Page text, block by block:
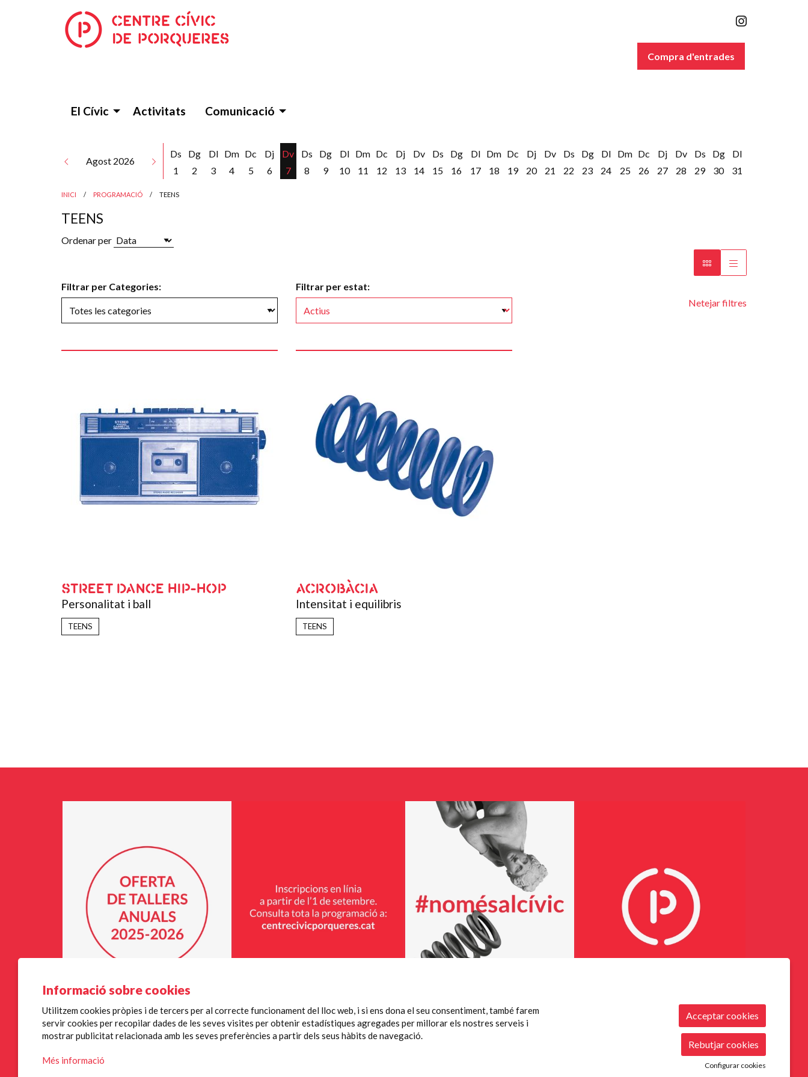
Link a
Compra d'entrades
El Cívic Activitats Comunicació
Agost 2026
Ds
1
Dg
2
Dl
3
Dm
4
Dc
5
Dj
6
Dv
7
Ds
8
Dg
9
Dl
10
Dm
11
Dc
12
Dj
13
Dv
14
Ds
15
Dg
16
Dl
17
Dm
18
Dc
19
Dj
20
Dv
21
Ds
22
Dg
23
Dl
24
Dm
25
Dc
26
Dj
27
Dv
28
Ds
29
Dg
30
Dl
31
INICI PROGRAMACIÓ TEENS
TEENS
Ordenar per
Filtrar per Categories:
Filtrar per estat:
Netejar filtres
STREET DANCE HIP-HOP
Personalitat i ball
TEENS
ACROBÀCIA
Intensitat i equilibris
TEENS
Diapositiva 1 de 9
Mercè Rodoreda, 5
Telf. 972 573 612 | 672 220 255
|
Informació sobre cookies
Utilitzem cookies pròpies i de tercers per al correcte funcionament del lloc web, i si ens dona el seu consentiment, també farem
servir cookies per recopilar dades de les seves visites per obtenir estadístiques agregades per millorar els nostres serveis i
mostrar publicitat relacionada amb les seves preferències a partir dels seus hàbits de navegació.
Més informació
Acceptar cookies
Rebutjar cookies
Configurar cookies